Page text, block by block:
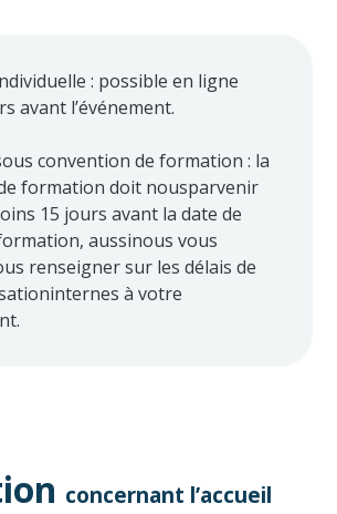
: possible en ligne
avant l’événement.
convention de formation : la
formation doit nousparvenir
15 jours avant la date de
aussinous vous
renseigner sur les délais de
à votre
concernant l’accueil